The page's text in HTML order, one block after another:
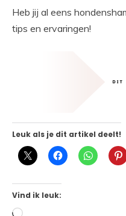
Heb jij al eens
tips en ervaringen!
Leuk als je dit artikel deelt!
Vind ik leuk: